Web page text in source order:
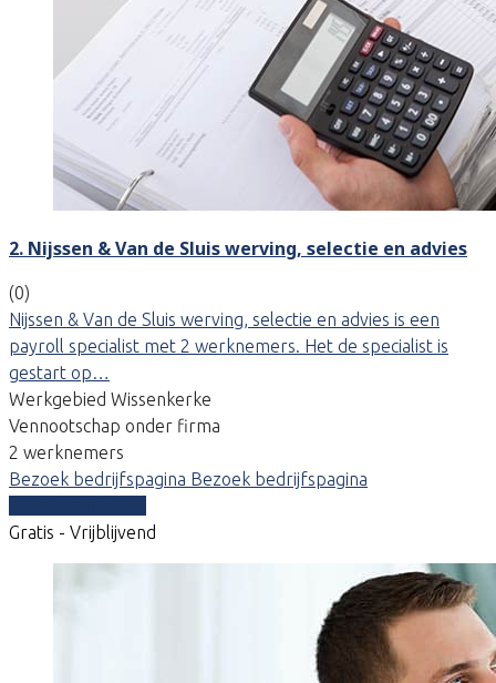
2. Nijssen & Van de Sluis werving, selectie en advies
(0)
Nijssen & Van de Sluis werving, selectie en advies is een
payroll specialist met 2 werknemers. Het de specialist is
gestart op…
Werkgebied Wissenkerke
Vennootschap onder firma
2 werknemers
Bezoek bedrijfspagina Bezoek bedrijfspagina
Gratis - Vrijblijvend